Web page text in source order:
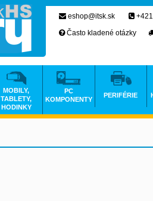
eshop@itsk.sk
Často kladené otázky
MOBILY,
TABLETY,
HODINKY
PC
KOMPONENTY
PERIFÉRIE